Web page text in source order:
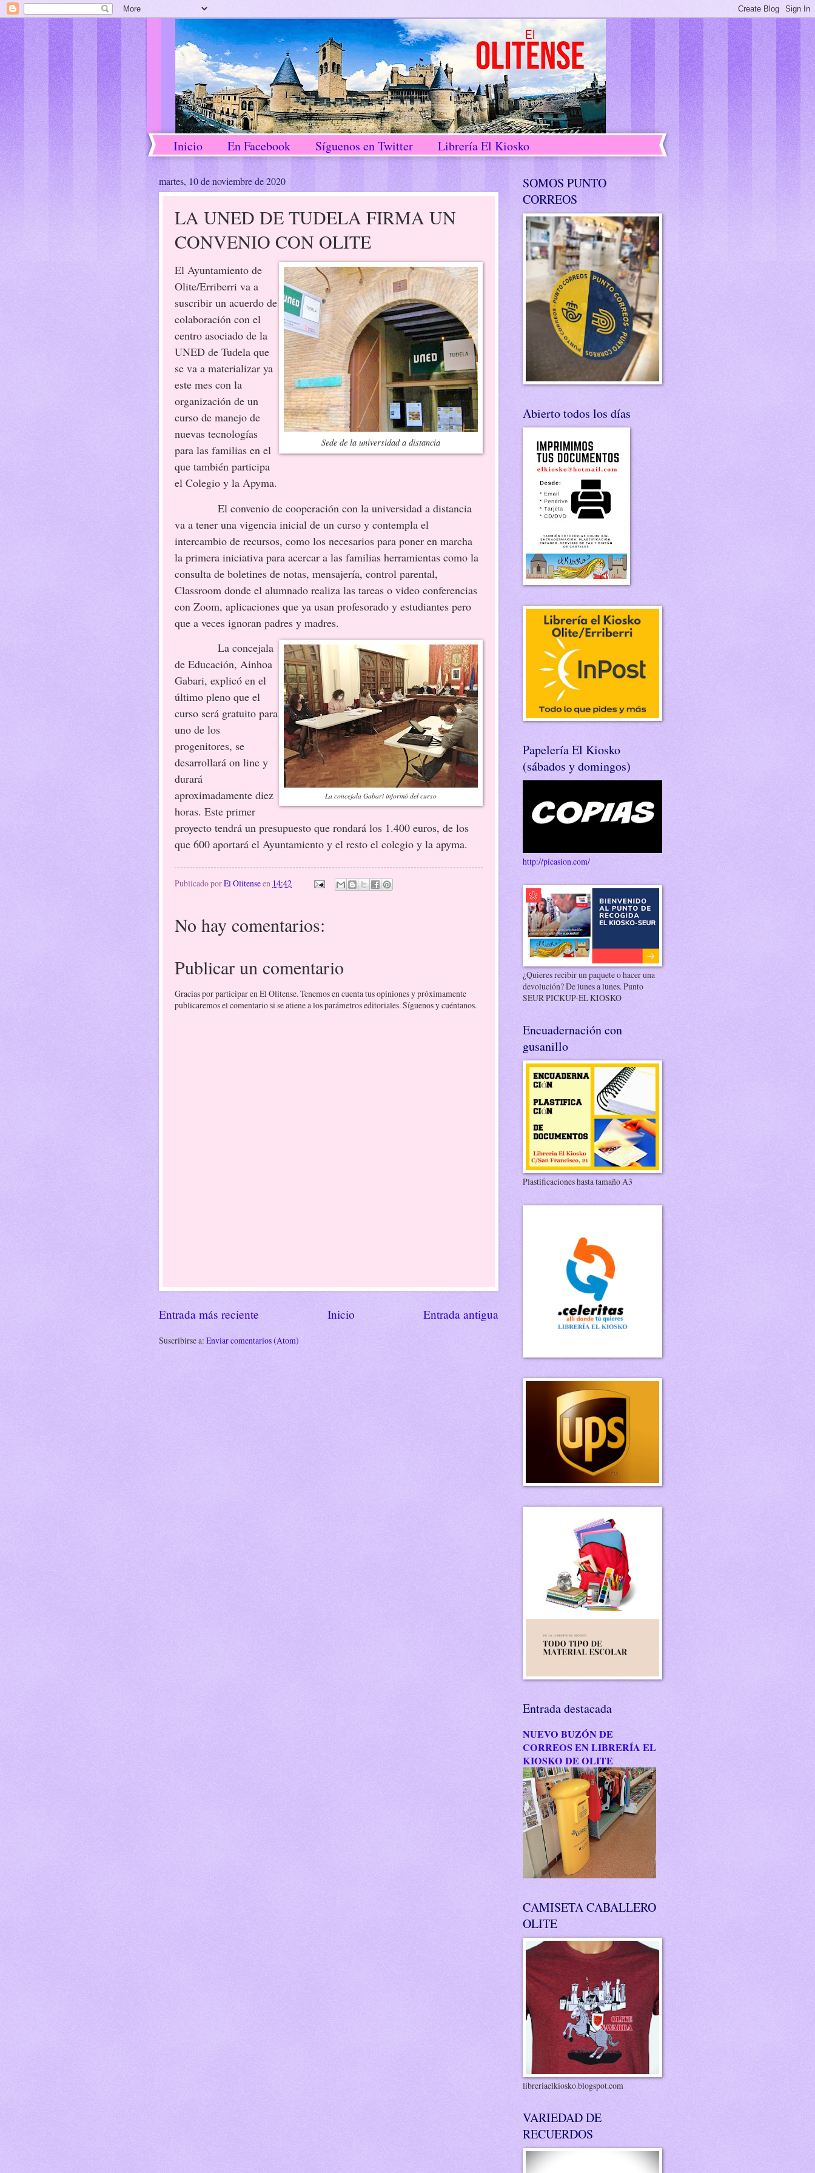
Inicio En Facebook Síguenos en Twitter Librería El Kiosko
martes, 10 de noviembre de 2020
LA UNED DE TUDELA FIRMA UN
CONVENIO CON OLITE
Sede de la universidad a distancia
El Ayuntamiento de
Olite/Erriberri va a
suscribir un acuerdo de
colaboración con el
centro asociado de la
UNED de Tudela que
se va a materializar ya
este mes con la
organización de un
curso de manejo de
nuevas tecnologías
para las familias en el
que también participa
el Colegio y la Apyma.
El convenio de cooperación con la universidad a distancia
va a tener una vigencia inicial de un curso y contempla el
intercambio de recursos, como los necesarios para poner en marcha
la primera iniciativa para acercar a las familias herramientas como la
consulta de boletines de notas, mensajería, control parental,
Classroom donde el alumnado realiza las tareas o video conferencias
con Zoom, aplicaciones que ya usan profesorado y estudiantes pero
que a veces ignoran padres y madres.
La concejala Gabari informó del curso
La concejala
de Educación, Ainhoa
Gabari, explicó en el
último pleno que el
curso será gratuito para
uno de los
progenitores, se
desarrollará on line y
durará
aproximadamente diez
horas. Este primer
proyecto tendrá un presupuesto que rondará los 1.400 euros, de los
que 600 aportará el Ayuntamiento y el resto el colegio y la apyma.
Publicado porEl Olitenseen 14:42
No hay comentarios:
Publicar un comentario
Gracias por participar en El Olitense. Tenemos en cuenta tus opiniones y próximamente
publicaremos el comentario si se atiene a los parámetros editoriales. Síguenos y cuéntanos.
Entrada más reciente Entrada antigua
Inicio
Suscribirse a: Enviar comentarios (Atom)
SOMOS PUNTO
CORREOS
Abierto todos los días
Papelería El Kiosko
(sábados y domingos)
http://picasion.com/
¿Quieres recibir un paquete o hacer una
devolución? De lunes a lunes. Punto
SEUR PICKUP-EL KIOSKO
Encuadernación con
gusanillo
Plastificaciones hasta tamaño A3
Entrada destacada
NUEVO BUZÓN DE
CORREOS EN LIBRERÍA EL
KIOSKO DE OLITE
CAMISETA CABALLERO
OLITE
libreriaelkiosko.blogspot.com
VARIEDAD DE
RECUERDOS